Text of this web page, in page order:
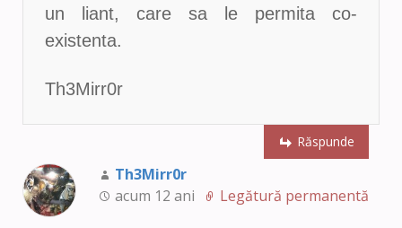
un liant, care sa le permita co-
existenta.
Th3Mirr0r
Răspunde
Th3Mirr0r
acum 12 ani
Legătură permanentă